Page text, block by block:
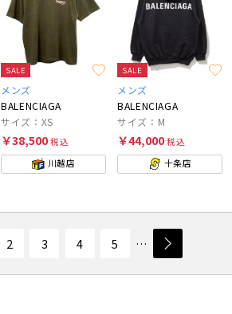
SALE
メンズ
BALENCIAGA
サイズ：XS
￥38,500税込
川越店
SALE
メンズ
BALENCIAGA
サイズ：M
￥44,000税込
十条店
2 3 4 5 …